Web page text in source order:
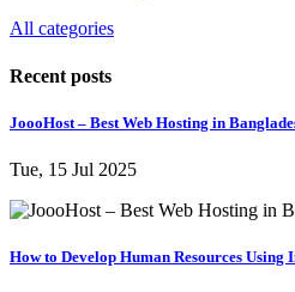
All categories
Recent posts
JoooHost – Best Web Hosting in
Tue, 15 Jul 2025
How to Develop Human Resources